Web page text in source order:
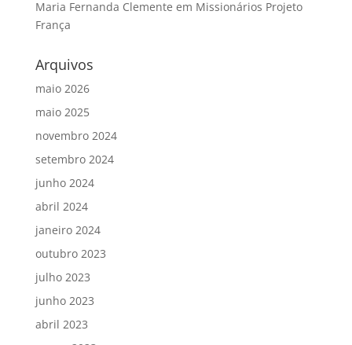
Maria Fernanda Clemente em Missionários Projeto
França
Arquivos
maio 2026
maio 2025
novembro 2024
setembro 2024
junho 2024
abril 2024
janeiro 2024
outubro 2023
julho 2023
junho 2023
abril 2023